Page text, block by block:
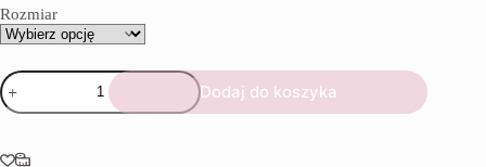
Rozmiar
ilość
Foremka
Liść
Dodaj do koszyka